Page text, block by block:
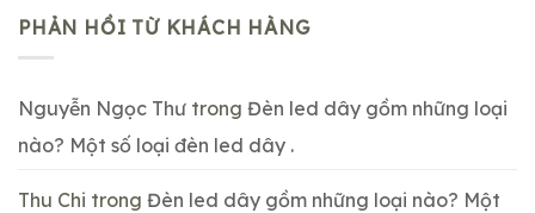
PHẢN HỒI TỪ KHÁCH HÀNG
Nguyễn Ngọc Thư trong Đèn led dây gồm những loại
nào? Một số loại đèn led dây .
Thu Chi trong Đèn led dây gồm những loại nào? Một